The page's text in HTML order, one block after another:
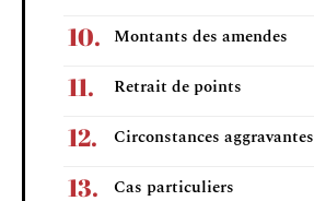
Montants des amendes
Retrait de points
Circonstances aggravantes
Cas particuliers